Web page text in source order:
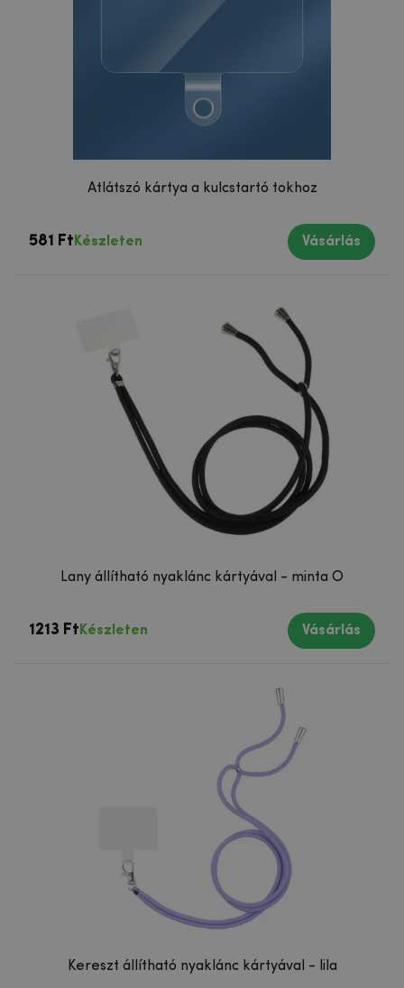
Átlátszó kártya a kulcstartó tokhoz
581 Ft Készleten Vásárlás
Lany állítható nyaklánc kártyával - minta O
1213 Ft Készleten Vásárlás
Kereszt állítható nyaklánc kártyával - lila